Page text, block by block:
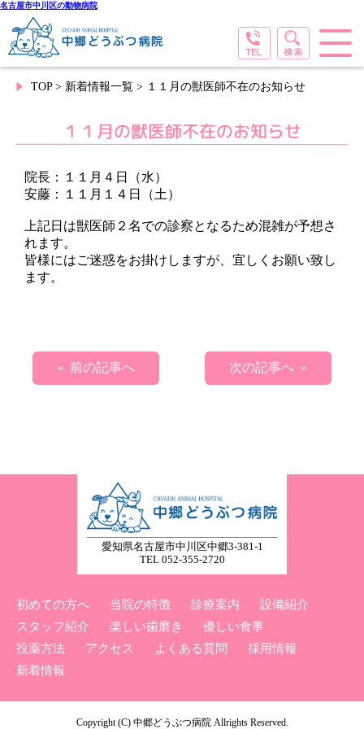
名古屋市中川区の動物病院
TOP> 新着情報一覧 > １１月の獣医師不在のお知らせ
１１月の獣医師不在のお知らせ
院長：１１月４日（水）
安藤：１１月１４日（土）
上記日は獣医師２名での診察となるため混雑が予想さ
れます。
皆様にはご迷惑をお掛けしますが、宜しくお願い致し
ます。
« 前の記事へ 次の記事へ »
愛知県名古屋市中川区中郷3-381-1
TEL 052-355-2720
初めての方へ 当院の特徴 診療案内
設備紹介
スタッフ紹介
楽しい歯磨き
優しい食事
投薬方法
アクセス よくある質問
採用情報
新着情報
Copyright (C) 中郷どうぶつ病院 Allrights Reserved.